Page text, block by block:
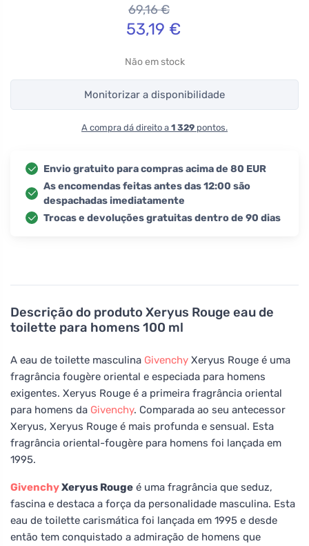
Descrição do produto Xeryus Rouge eau de
toilette para homens 100 ml
A eau de toilette masculina Givenchy Xeryus Rouge é uma
fragrância fougère oriental e especiada para homens
exigentes. Xeryus Rouge é a primeira fragrância oriental
para homens da Givenchy. Comparada ao seu antecessor
Xeryus, Xeryus Rouge é mais profunda e sensual. Esta
fragrância oriental-fougère para homens foi lançada em
1995.
GivenchyXeryus Rouge é uma fragrância que seduz,
fascina e destaca a força da personalidade masculina. Esta
eau de toilette carismática foi lançada em 1995 e desde
então tem conquistado a admiração de homens que
69,16€
53,19 €
Não em stock
Monitorizar a disponibilidade
A compra dá direito a 1 329 pontos.
Envio gratuito para compras acima de 80 EUR
As encomendas feitas antes das 12:00 são
despachadas imediatamente
Trocas e devoluções gratuitas dentro de 90 dias